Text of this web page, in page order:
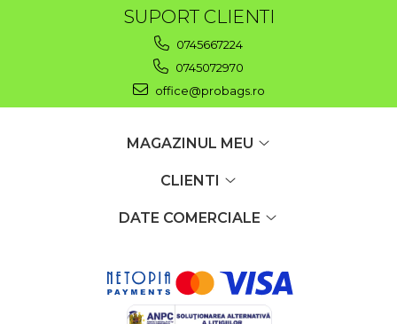
SUPORT CLIENTI
0745667224
0745072970
office@probags.ro
MAGAZINUL MEU
CLIENTI
DATE COMERCIALE